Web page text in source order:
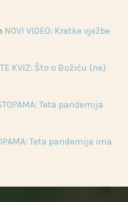
NOVI VIDEO: Kratke vježbe
KVIZ: Što o Božiću (ne)
Teta pandemija
Teta pandemija ima